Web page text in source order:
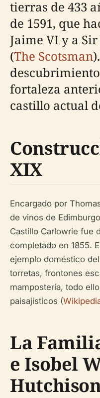
tierras de 433
de 1591, que
Jaime VI y a
(The Scotsman
fortaleza
castillo actual
XIX
Encargado por
de vinos de
Castillo Carlowrie fue
completado en 1855.
ejemplo doméstico
torretas, frontones
mampostería, todo
paisajísticos (
La
e Isobel